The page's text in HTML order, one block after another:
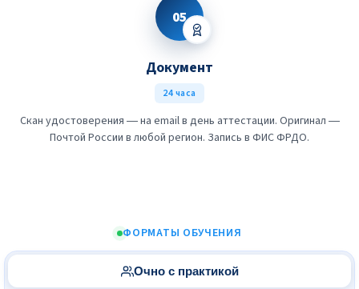
05
Документ
24 часа
Скан удостоверения — на email в день аттестации. Оригинал —
Почтой России в любой регион. Запись в ФИС ФРДО.
ФОРМАТЫ ОБУЧЕНИЯ
Очно с практикой